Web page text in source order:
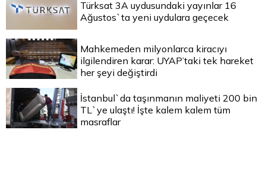
Türksat 3A uydusundaki yayınlar 16
Ağustos`ta yeni uydulara geçecek
Mahkemeden milyonlarca kiracıyı
ilgilendiren karar: UYAP’taki tek hareket
her şeyi değiştirdi
İstanbul`da taşınmanın maliyeti 200 bin
TL`ye ulaştı! İşte kalem kalem tüm
masraflar